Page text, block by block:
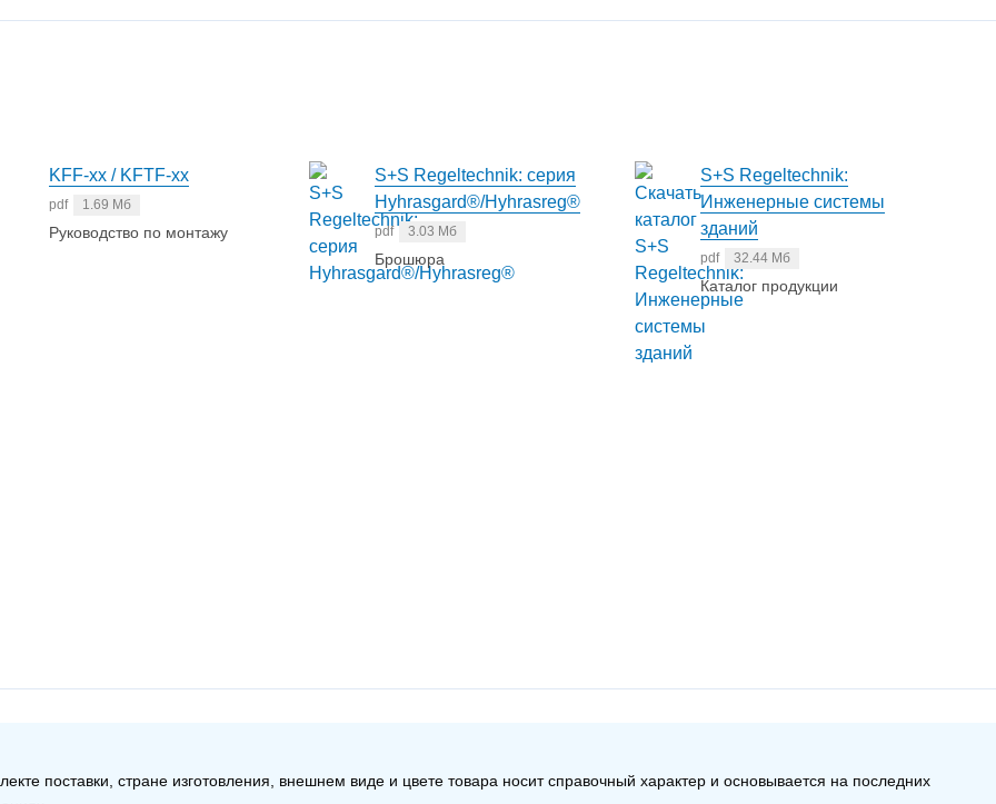
KFF-xx / KFTF-xx
pdf 1.69 Мб
Руководство по монтажу
S+S Regeltechnik: серия
Hyhrasgard®/Hyhrasreg®
pdf 3.03 Мб
Брошюра
S+S Regeltechnik:
Инженерные системы
зданий
pdf 32.44 Мб
Каталог продукции
поставки, стране изготовления, внешнем виде и цвете товара носит справочный характер и основывается на последних